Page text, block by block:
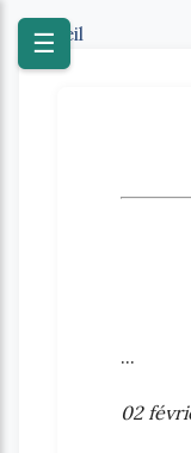
☰
Accueil
...
02